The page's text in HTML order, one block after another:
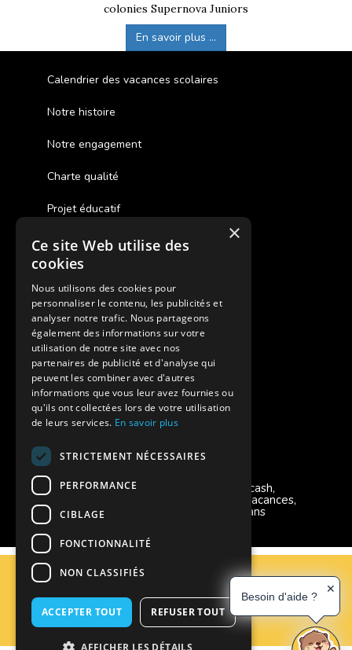
colonies Supernova Juniors
En savoir plus ...
Calendrier des vacances scolaires
Notre histoire
Notre engagement
Charte qualité
Projet éducatif
Des colonies de vacances inclusives
Assurances annulations
Aides financières pour partir en colonie
Charte de confidentialité
Vacances Adaptées Adulte Supernova
Modes de règlement acceptés
Chèque, Virement, Espèces, Mandats cash,
Bons CAF, Conseil général, Chèques vacances,
Carte bancaire, Prise en charge reçu sans
règlement, Prélèvement, Pass Colo
Plan du site
Espace Professionnels
Besoin d'aide ?
✕
×
Ce site Web utilise des
cookies
Nous utilisons des cookies pour
personnaliser le contenu, les publicités et
analyser notre trafic. Nous partageons
également des informations sur votre
utilisation de notre site avec nos
partenaires de publicité et d'analyse qui
peuvent les combiner avec d'autres
informations que vous leur avez fournies ou
qu'ils ont collectées lors de votre utilisation
de leurs services. En savoir plus
STRICTEMENT NÉCESSAIRES
PERFORMANCE
CIBLAGE
FONCTIONNALITÉ
NON CLASSIFIÉS
ACCEPTER TOUT REFUSER TOUT
AFFICHER LES DÉTAILS